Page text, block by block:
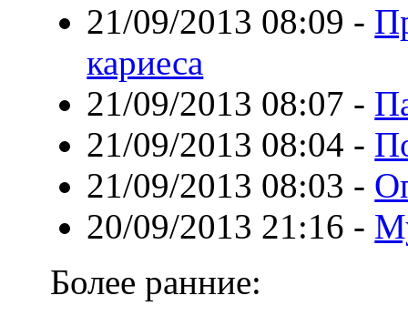
21/09/2013 08:09 -
кариеса
21/09/2013 08:07 -
21/09/2013 08:04 -
21/09/2013 08:03 -
20/09/2013 21:16 -
Более ранние: